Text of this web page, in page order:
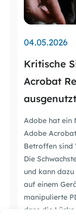
04.05.2026
Kritische
Acrobat
ausgenutzt
Adobe hat ein
Adobe
Betroffen sind
Die
und kann
auf einem
manipulierte
dass die